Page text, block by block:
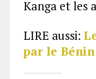
Kanga et les
LIRE aussi:
par le